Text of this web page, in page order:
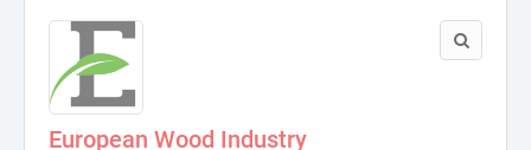
European Wood Industry